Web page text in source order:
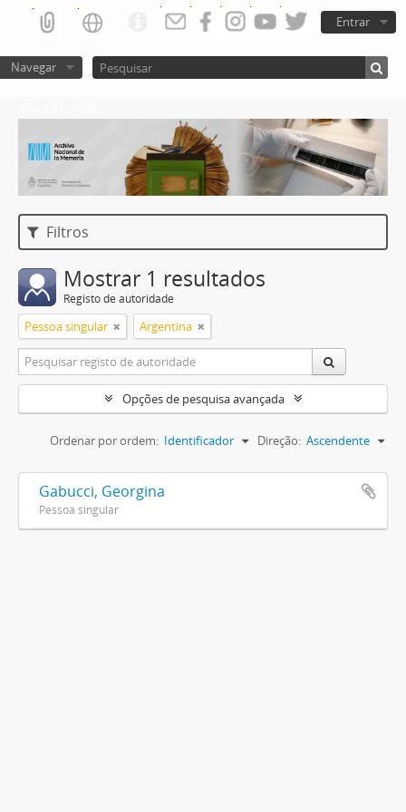
Entrar
Navegar
Filtros
Mostrar 1 resultados
Registo de autoridade
Pessoa singular Argentina
Opções de pesquisa avançada
Ordenar por ordem: Identificador Direção: Ascendente
Gabucci, Georgina
Pessoa singular